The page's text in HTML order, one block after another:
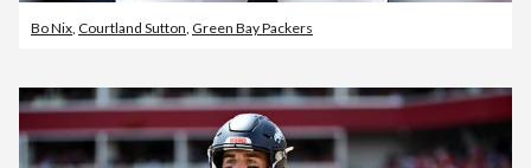
Bo Nix Courtland Sutton Green Bay Packers